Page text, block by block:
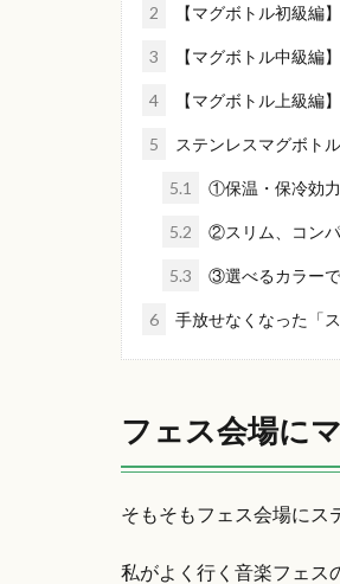
2 【マグボトル初級編
3 【マグボトル中級編
4 【マグボトル上級編
5 ステンレスマグボト
5.1 ①保温・保冷効
5.2 ②スリム、コン
5.3 ③選べるカラー
6 手放せなくなった「
フェス会場に
そもそもフェス会場にス
私がよく行く音楽フェス